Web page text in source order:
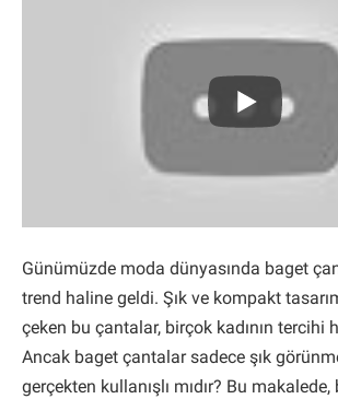
Günümüzde moda dünyasında baget
trend haline geldi. Şık ve kompakt
çeken bu çantalar, birçok kadının tercihi
Ancak baget çantalar sadece şık
gerçekten kullanışlı mıdır? Bu